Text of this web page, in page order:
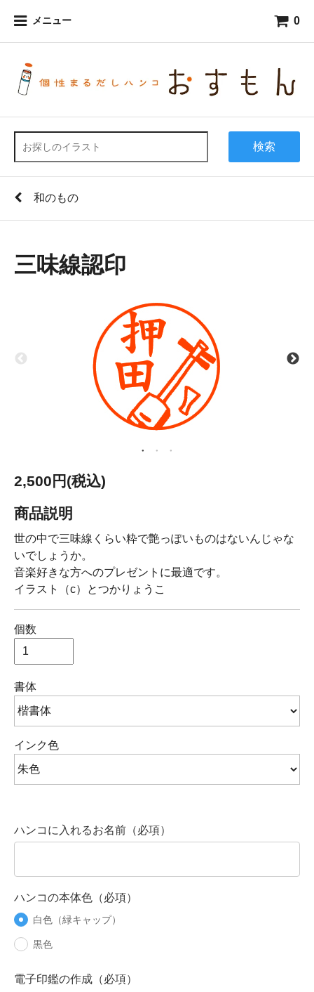
メニュー 0
検索
和のもの
三味線認印
2,500円(税込)
商品説明
世の中で三味線くらい粋で艶っぽいものはないんじゃな
いでしょうか。
音楽好きな方へのプレゼントに最適です。
イラスト（c）とつかりょうこ
個数
書体
インク色
ハンコに入れるお名前（必項）
ハンコの本体色（必項）
白色（緑キャップ）
黒色
電子印鑑の作成（必項）